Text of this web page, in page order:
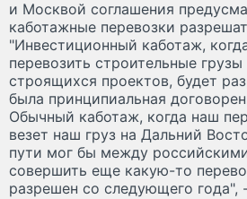
и Москвой соглашения
каботажные перевозки
"Инвестиционный каботаж,
перевозить строительные
строящихся проектов, будет
была принципиальная
Обычный каботаж, когда наш
везет наш груз на Дальний
пути мог бы между
совершить еще какую-то
разрешен со следующего года",